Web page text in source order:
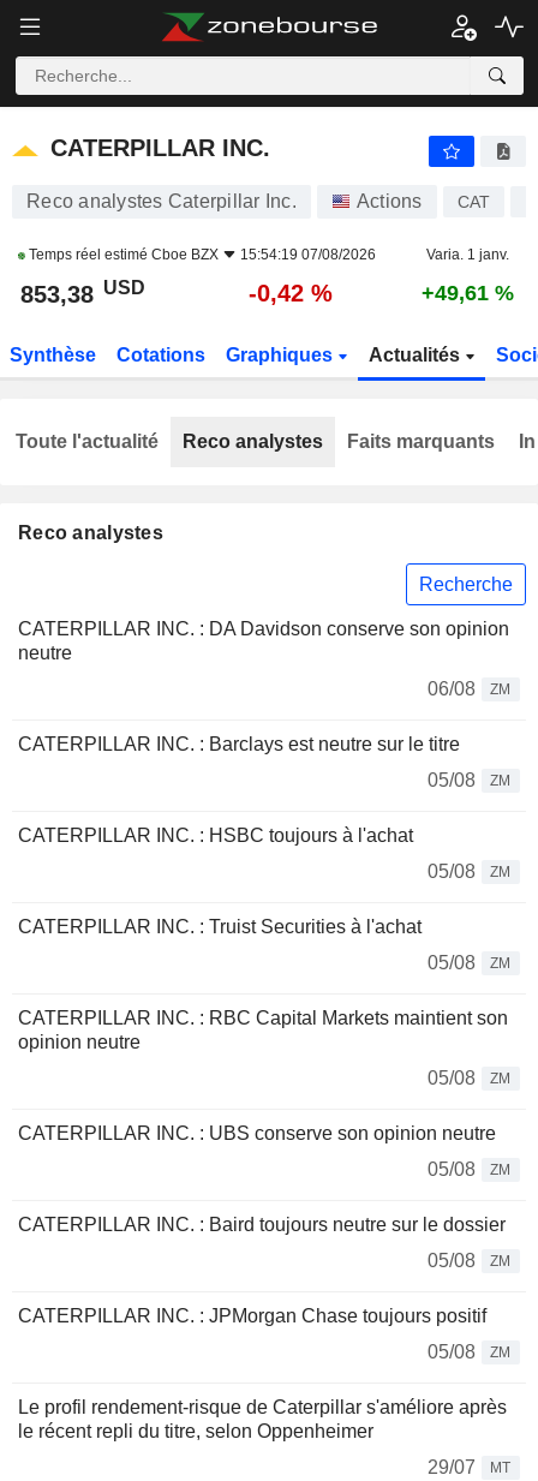
CATERPILLAR INC.
CATERPILLAR INC.
Reco analystes Caterpillar Inc. Actions CAT
Temps réel estimé Cboe BZX 15:54:19 07/08/2026 Varia. 1 janv.
853,38 USD -0,42 % +49,61 %
Synthèse Cotations Graphiques Actualités
Reco analystes
Recherche
CATERPILLAR INC. : DA Davidson conserve son opinion
neutre
06/08
ZM
CATERPILLAR INC. : Barclays est neutre sur le titre
05/08
ZM
CATERPILLAR INC. : HSBC toujours à l'achat
05/08
ZM
CATERPILLAR INC. : Truist Securities à l'achat
05/08
ZM
CATERPILLAR INC. : RBC Capital Markets maintient son
opinion neutre
05/08
ZM
CATERPILLAR INC. : UBS conserve son opinion neutre
05/08
ZM
CATERPILLAR INC. : Baird toujours neutre sur le dossier
05/08
ZM
CATERPILLAR INC. : JPMorgan Chase toujours positif
05/08
ZM
Le profil rendement-risque de Caterpillar s'améliore après
le récent repli du titre, selon Oppenheimer
29/07
MT
Toute l'actualité Reco analystes Faits marquants